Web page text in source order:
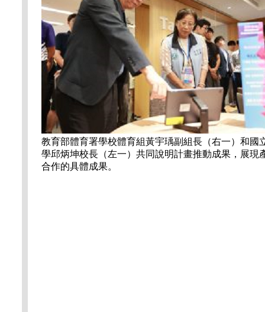
教育部體育署學校體育組黃宇瑀副組長（右一）和國
學邱炳坤校長（左一）共同說明計畫推動成果，展現
合作的具體成果。